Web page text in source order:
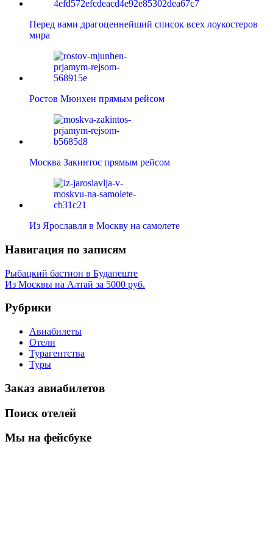
Перед вами драгоценнейший список всех лоукостеров
мира
Ростов Мюнхен прямым рейсом
Москва Закинтос прямым рейсом
Из Ярославля в Москву на самолете
Навигация по записям
Рыбацкий бастион в Будапеште
Из Москвы на Алтай за 5000 руб.
Рубрики
Авиабилеты
Отели
Турагентства
Туры
Заказ авиабилетов
Поиск отелей
Мы на фейсбуке